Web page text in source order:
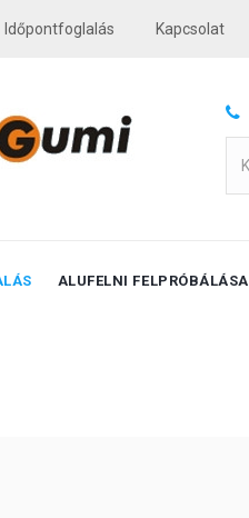
Időpontfoglalás Kapcsolat
ALUFELNI FELPRÓBÁLÁSA